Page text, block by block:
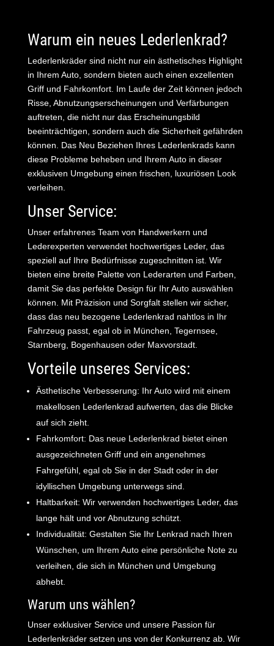
Warum ein neues Lederlenkrad?
Lederlenkräder sind nicht nur ein ästhetisches Highlight
in Ihrem Auto, sondern bieten auch einen exzellenten
Griff und Fahrkomfort. Im Laufe der Zeit können jedoch
Risse, Abnutzungserscheinungen und Verfärbungen
auftreten, die nicht nur das Erscheinungsbild
beeinträchtigen, sondern auch die Sicherheit gefährden
können. Das Neu Beziehen Ihres Lederlenkrads kann
diese Probleme beheben und Ihrem Auto in dieser
exklusiven Umgebung einen frischen, luxuriösen Look
verleihen.
Unser Service:
Unser erfahrenes Team von Handwerkern und
Lederexperten verwendet hochwertiges Leder, das
speziell auf Ihre Bedürfnisse zugeschnitten ist. Wir
bieten eine breite Palette von Lederarten und Farben,
damit Sie das perfekte Design für Ihr Auto auswählen
können. Mit Präzision und Sorgfalt stellen wir sicher,
dass das neu bezogene Lederlenkrad nahtlos in Ihr
Fahrzeug passt, egal ob in München, Tegernsee,
Starnberg, Bogenhausen oder Maxvorstadt.
Vorteile unseres Services:
Ästhetische Verbesserung: Ihr Auto wird mit einem
makellosen Lederlenkrad aufwerten, das die Blicke
auf sich zieht.
Fahrkomfort: Das neue Lederlenkrad bietet einen
ausgezeichneten Griff und ein angenehmes
Fahrgefühl, egal ob Sie in der Stadt oder in der
idyllischen Umgebung unterwegs sind.
Haltbarkeit: Wir verwenden hochwertiges Leder, das
lange hält und vor Abnutzung schützt.
Individualität: Gestalten Sie Ihr Lenkrad nach Ihren
Wünschen, um Ihrem Auto eine persönliche Note zu
verleihen, die sich in München und Umgebung
abhebt.
Warum uns wählen?
Unser exklusiver Service und unsere Passion für
Lederlenkräder setzen uns von der Konkurrenz ab. Wir